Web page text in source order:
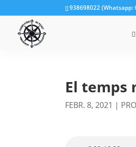
938698022 (Whatsapp:
El temps
FEBR. 8, 2021 |